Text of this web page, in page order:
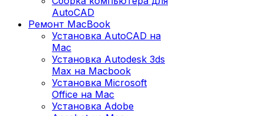
AutoCAD
Ремонт MacBook
Установка AutoCAD на
Mac
Установка Autodesk 3ds
Max на Macbook
Установка Microsoft
Office на Mac
Установка Adobe